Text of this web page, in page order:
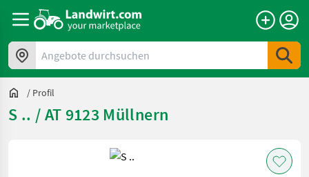
Angebote durchsuchen
/ Profil
S .. / AT 9123 Müllnern